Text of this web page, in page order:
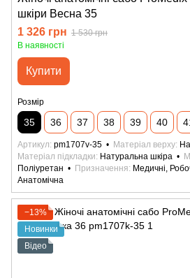
шкіри Весна 35
1 326 грн 1 530 грн
В наявності
Купити
Розмір
35 36 37 38 39 40
Артикул pm1707v-35 Матеріал верху
Матеріал підкладки
Натуральна шкіра
Поліуретан
Призначення Медичні,
Анатомічна
−13%
Новинки
Відео